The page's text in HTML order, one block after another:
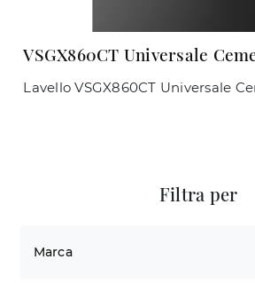
VSGX860CT Universale
Filtra per
Marca